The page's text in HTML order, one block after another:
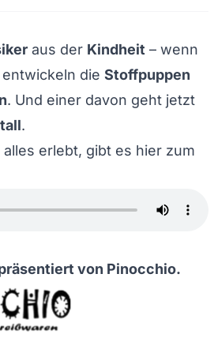
aus der Kindheit – wenn
entwickeln die Stoffpuppen
. Und einer davon geht jetzt
.
alles erlebt, gibt es hier zum
von Pinocchio.